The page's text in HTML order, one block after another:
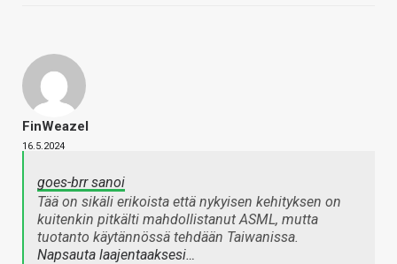
FinWeazel
16.5.2024
goes-brr sanoi
Tää on sikäli erikoista että nykyisen kehityksen on
kuitenkin pitkälti mahdollistanut ASML, mutta
tuotanto käytännössä tehdään Taiwanissa.
Napsauta laajentaaksesi…